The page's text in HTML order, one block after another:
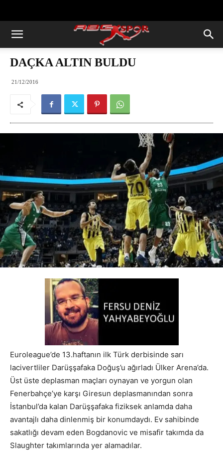
DAÇKA ALTIN BULDU
21/12/2016
Euroleague’de 13.haftanın ilk Türk derbisinde sarı
lacivertliler Darüşşafaka Doğuş’u ağırladı Ülker Arena’da.
Üst üste deplasman maçları oynayan ve yorgun olan
Fenerbahçe’ye karşı Giresun deplasmanından sonra
İstanbul’da kalan Darüşşafaka fiziksek anlamda daha
avantajlı daha dinlenmiş bir konumdaydı. Ev sahibinde
sakatlığı devam eden Bogdanovic ve misafir takımda da
Slaughter takımlarında yer alamadılar.